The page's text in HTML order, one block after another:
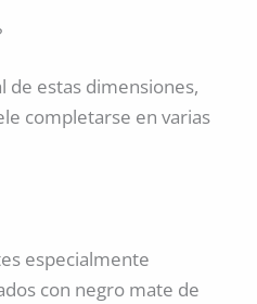
de estas dimensiones,
completarse en varias
especialmente
con negro mate de